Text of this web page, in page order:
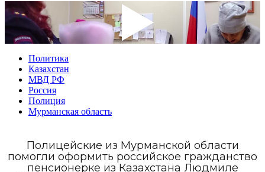
Политика
Казахстан
МВД РФ
Россия
Полиция
Мурманская область
Полицейские из Мурманской области
помогли оформить российское гражданство
пенсионерке из Казахстана Людмиле